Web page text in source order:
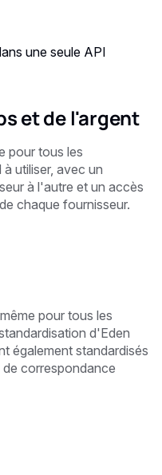
une seule API
et de l'argent
pour tous les
utiliser, avec un
à l'autre et un accès
chaque fournisseur.
pour tous les
d'Eden
également standardisés
correspondance